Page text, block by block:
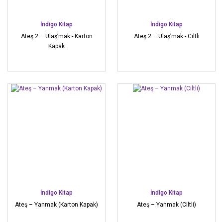
İndigo Kitap
Ateş 2 – Ulaş’mak - Karton
Kapak
İndigo Kitap
Ateş 2 – Ulaş’mak - Ciltli
İndigo Kitap
Ateş – Yanmak (Karton Kapak)
İndigo Kitap
Ateş – Yanmak (Ciltli)